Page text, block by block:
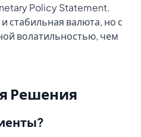
Policy Statement.
стабильная валюта, но с
волатильностью, чем
Решения